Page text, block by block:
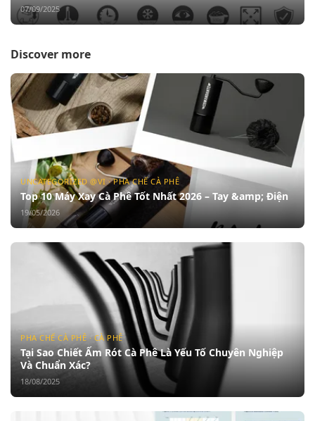
07/09/2025
Discover more
UNCATEGORIZED @VI · PHA CHẾ CÀ PHÊ
Top 10 Máy Xay Cà Phê Tốt Nhất 2026 – Tay &amp; Điện
19/05/2026
PHA CHẾ CÀ PHÊ · CÀ PHÊ
Tại Sao Chiết Ấm Rót Cà Phê Là Yếu Tố Chuyên Nghiệp
Và Chuẩn Xác?
18/08/2025